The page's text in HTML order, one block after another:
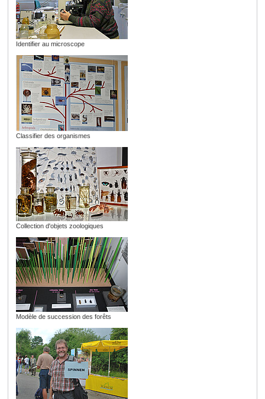
Identifier au microscope
Classifier des organismes
Collection d'objets zoologiques
Modèle de succession des forêts